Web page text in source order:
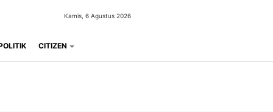
Kamis, 6 Agustus 2026
CITIZEN